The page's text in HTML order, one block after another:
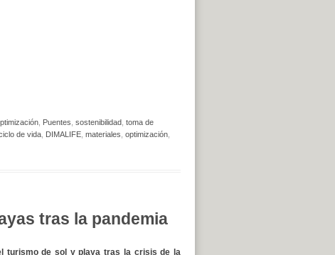
, Puentes sostenibilidad toma de
de vida, DIMALIFE, materiales optimización,
tras la pandemia
turismo de sol y playa tras la crisis de la